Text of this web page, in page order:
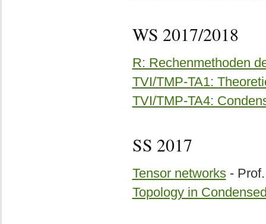
WS 2017/2018
R: Rechenmethoden
TVI/TMP-TA1:
TVI/TMP-TA4:
SS 2017
Tensor networks- Prof.
Topology in